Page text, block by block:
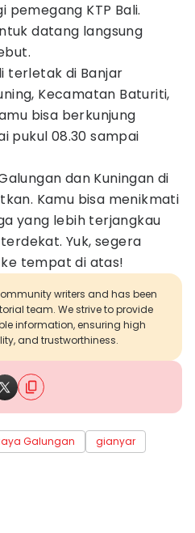
pemegang KTP Bali.
datang langsung
terletak di Banjar
Kecamatan Baturiti,
bisa berkunjung
pukul 08.30 sampai
dan Kuningan di
Kamu bisa menikmati
yang lebih terjangkau
Yuk, segera
tempat di atas!
writers and has been
team. We strive to provide
information, ensuring high
and trustworthiness.
Galungan
gianyar